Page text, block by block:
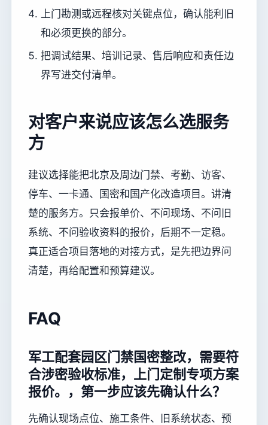
上门勘测或远程核对关键点位，确认能利旧
和必须更换的部分。
把调试结果、培训记录、售后响应和责任边
界写进交付清单。
对客户来说应该怎么选服务
方
建议选择能把北京及周边门禁、考勤、访客、
停车、一卡通、国密和国产化改造项目。讲清
楚的服务方。只会报单价、不问现场、不问旧
系统、不问验收资料的报价，后期不一定稳。
真正适合项目落地的对接方式，是先把边界问
清楚，再给配置和预算建议。
FAQ
军工配套园区门禁国密整改，需要符
合涉密验收标准，上门定制专项方案
报价。，第一步应该先确认什么？
先确认现场点位、施工条件、旧系统状态、预